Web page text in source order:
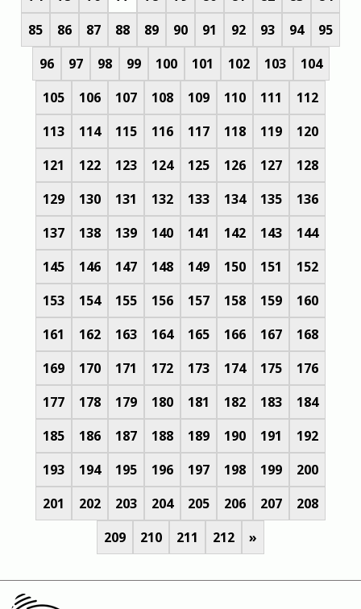
85
86 87 88 89 90 91 92 93 94
95
96
97 98 99 100 101 102 103
104
105
106 107 108 109 110 111
112
113
114 115 116 117 118 119
120
121
122 123 124 125 126 127
128
129
130 131 132 133 134 135
136
137
138 139 140 141 142 143
144
145
146 147 148 149 150 151
152
153
154 155 156 157 158 159
160
161
162 163 164 165 166 167
168
169
170 171 172 173 174 175
176
177
178 179 180 181 182 183
184
185
186 187 188 189 190 191
192
193
194 195 196 197 198 199
200
201
202 203 204 205 206 207
208
209
210 211 212 »